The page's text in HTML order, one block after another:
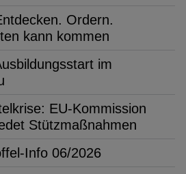
Ordern.
kann kommen
im
EU-Kommission
Stützmaßnahmen
Info 06/2026